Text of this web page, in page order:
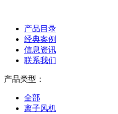
产品目录
经典案例
信息资讯
联系我们
产品类型：
全部
离子风机